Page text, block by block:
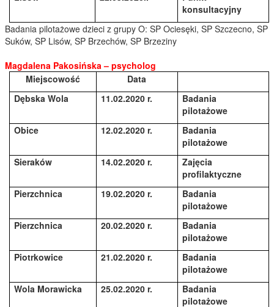
konsultacyjny
Badania pilotażowe dzieci z grupy O: SP Ociesęki, SP Szczecno, SP
Suków, SP Lisów, SP Brzechów, SP Brzeziny
Magdalena Pakosińska – psycholog
Miejscowość
Data
Dębska Wola
11.02.2020 r.
Badania
pilotażowe
Obice
12.02.2020 r.
Badania
pilotażowe
Sieraków
14.02.2020 r.
Zajęcia
profilaktyczne
Pierzchnica
19.02.2020 r.
Badania
pilotażowe
Pierzchnica
20.02.2020 r.
Badania
pilotażowe
Piotrkowice
21.02.2020 r.
Badania
pilotażowe
Wola Morawicka
25.02.2020 r.
Badania
pilotażowe